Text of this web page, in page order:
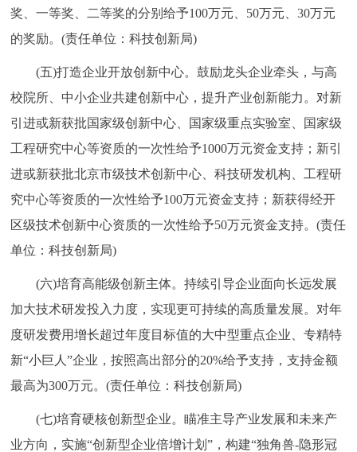
奖、一等奖、二等奖的分别给予100万元、50万元、30万元
的奖励。(责任单位：科技创新局)
(五)打造企业开放创新中心。鼓励龙头企业牵头，与高
校院所、中小企业共建创新中心，提升产业创新能力。对新
引进或新获批国家级创新中心、国家级重点实验室、国家级
工程研究中心等资质的一次性给予1000万元资金支持；新引
进或新获批北京市级技术创新中心、科技研发机构、工程研
究中心等资质的一次性给予100万元资金支持；新获得经开
区级技术创新中心资质的一次性给予50万元资金支持。(责任
单位：科技创新局)
(六)培育高能级创新主体。持续引导企业面向长远发展
加大技术研发投入力度，实现更可持续的高质量发展。对年
度研发费用增长超过年度目标值的大中型重点企业、专精特
新“小巨人”企业，按照高出部分的20%给予支持，支持金额
最高为300万元。(责任单位：科技创新局)
(七)培育硬核创新型企业。瞄准主导产业发展和未来产
业方向，实施“创新型企业倍增计划”，构建“独角兽-隐形冠